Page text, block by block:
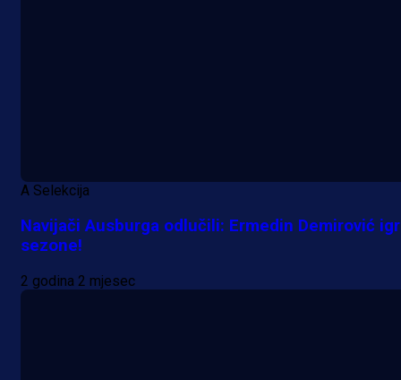
A Selekcija
Navijači Ausburga odlučili: Ermedin Demirović
sezone!
2 godina 2 mjesec